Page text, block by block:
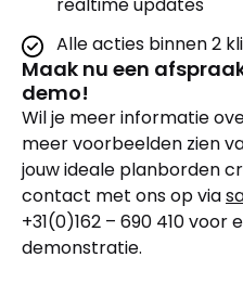
Alle acties binnen 2
Maak nu een
demo!
Wil je meer informatie
meer voorbeelden zien
jouw ideale planborden
contact met ons op via
+31(0)162 – 690 410 voor
demonstratie.